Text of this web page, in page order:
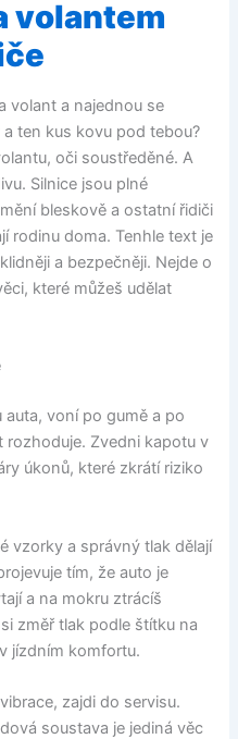
volantem
volant a najednou se
ten kus kovu pod tebou?
oči soustředěné. A
Silnice jsou plné
bleskově a ostatní řidiči
rodinu doma. Tenhle text je
a bezpečněji. Nejde o
které můžeš udělat
voní po gumě a po
rozhoduje. Zvedni kapotu v
úkonů, které zkrátí riziko
vzorky a správný tlak dělají
tím, že auto je
a na mokru ztrácíš
změř tlak podle štítku na
jízdním komfortu.
zajdi do servisu.
soustava je jediná věc